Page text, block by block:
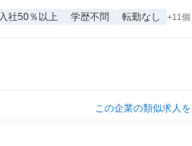
社50％以上 学歴不問 転勤なし +11個
この企業の類似求人